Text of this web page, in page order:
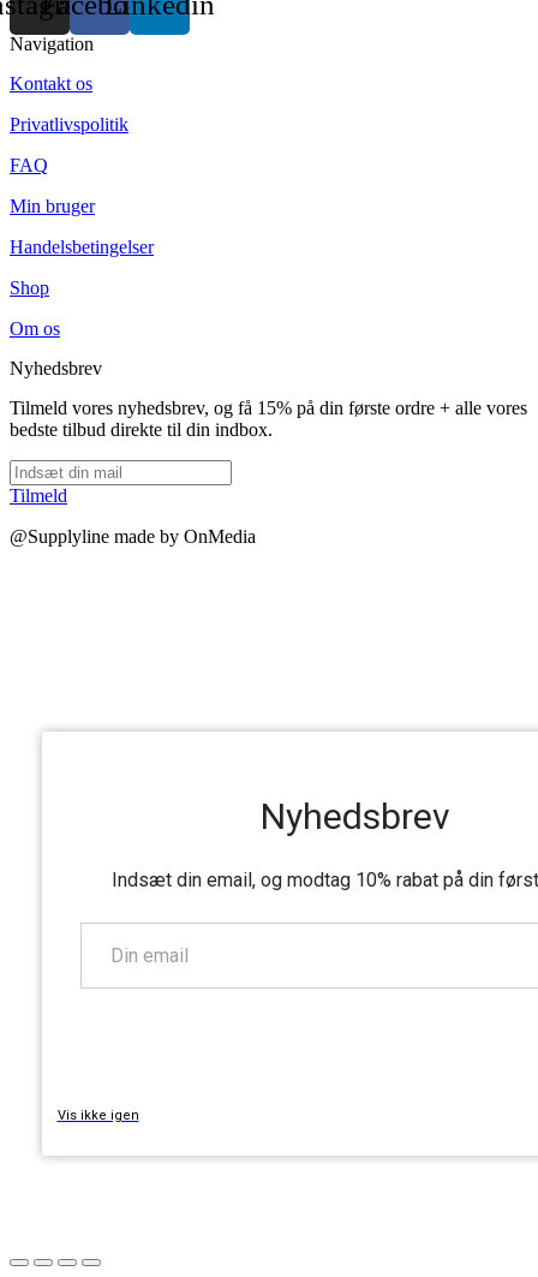
Navigation
Kontakt os
Privatlivspolitik
FAQ
Min bruger
Handelsbetingelser
Shop
Om os
Nyhedsbrev
Tilmeld vores nyhedsbrev, og få 15% på din første ordre + alle vores
bedste tilbud direkte til din indbox.
Tilmeld
@Supplyline made by OnMedia
Nyhedsbrev
Indsæt din email, og modtag 10% rabat på din
Vis ikke igen